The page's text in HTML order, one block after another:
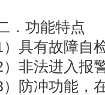
．功能特点
）具有故障自
）非法进入报
）防冲功能，